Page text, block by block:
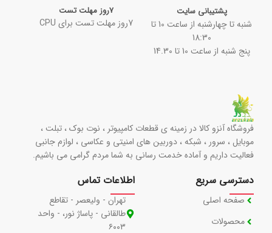
پشتیبانی سایت
شنبه تا چهارشنبه از ساعت 10 تا
18:30
پنج شنبه از ساعت 10 تا 14.30
7روز مهلت تست
7روز مهلت تست برای CPU
فروشگاه آنزو کالا در زمینه ی قطعات کامپیوتر ، نوت بوک ، تبلت ،
موبایل ، سرور ، شبکه ، دوربین های امنیتی و عکاسی ، لوازم جانبی
فعالیت داریم و آماده خدمت رسانی به شما مردم گرامی می باشیم.
دسترسی سریع
صفحه اصلی
محصولات
اطلاعات تماس
تهران - ولیعصر - تقاطع
طالقانی - پاساژ نور، - واحد
۶۰۰۳